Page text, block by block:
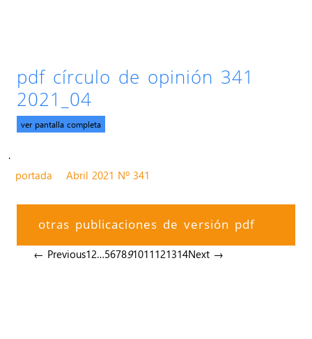
pdf círculo de opinión 341
2021_04
ver pantalla completa
.
portada
Abril 2021 Nº 341
otras publicaciones de versión pdf
← Previous12…567891011121314Next →